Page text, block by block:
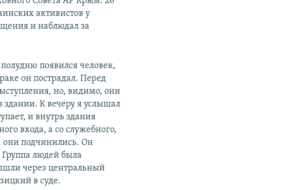
активистов у
и наблюдал за
появился человек,
он пострадал. Перед
но, видимо, они
К вечеру я услышал
и внутрь здания
входа, а со служебного,
они подчинились. Он
людей была
через центральный
в суде.